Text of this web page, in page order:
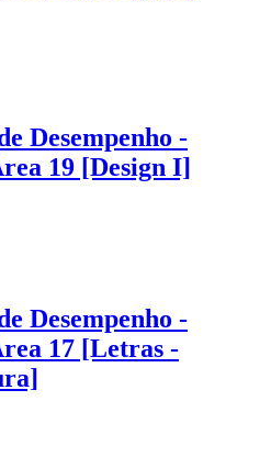
Desempenho -
19 [Design I]
Desempenho -
17 [Letras -